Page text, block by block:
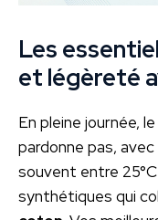
Les
et légèreté
En pleine journée,
pardonne pas,
souvent entre
synthétiques qui